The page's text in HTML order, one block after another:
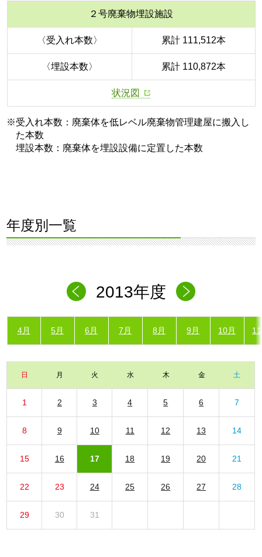
２号廃棄物埋設施設
〈受入れ本数〉 累計 111,512本
〈埋設本数〉 累計 110,872本
状況図
※受入れ本数：廃棄体を低レベル廃棄物管理建屋に搬入し
た本数
埋設本数：廃棄体を埋設設備に定置した本数
年度別一覧
2013年度
4月 5月 6月 7月 8月 9月 10月
日 月 火 水 木 金 土
1 2 3 4 5 6 7
8 9 10 11 12 13 14
15 16 17 18 19 20 21
22 23 24 25 26 27 28
29 30 31